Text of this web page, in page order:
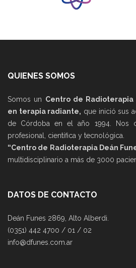
QUIENES SOMOS
Somos un Centro de
en terapia radiante, que inició sus
de Córdoba en el año 1994. Nos
profesional, científica y tecnológica.
“Centro de Radioterapia Deán
multidisciplinario a más de 3000
DATOS DE CONTACTO
Deán Funes 2869, Alto Alberdi.
(0351) 442 4700 / 01 / 02
info@dfunes.com.ar